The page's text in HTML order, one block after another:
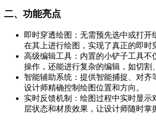
二、功能亮点
即时穿透绘图：无需预先选中或打开
在其上进行绘图，实现了真正的即时穿
高级编辑工具：内置的小铲子工具
操作，还能进行复杂的编辑，如切割、
智能辅助系统：提供智能捕捉、对齐
设计师精确控制绘图位置和方向。
实时反馈机制：绘图过程中实时显示
层状态和材质效果，让设计师随时掌握模